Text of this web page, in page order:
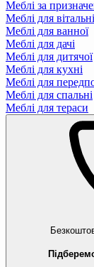
Меблі за
Меблі для вітальні
Меблі для ванної
Меблі для дачі
Меблі для дитячої
Меблі для кухні
Меблі для
Меблі для спальні
Меблі для тераси